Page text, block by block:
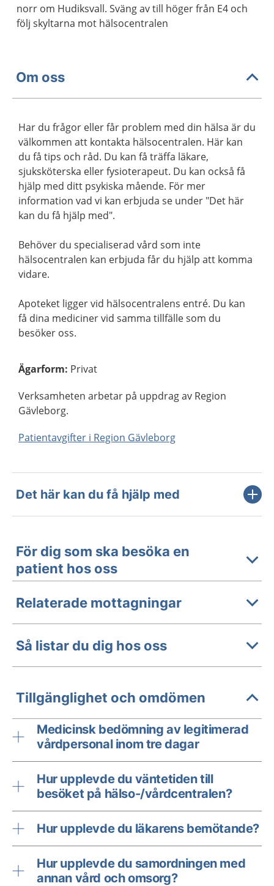
norr om Hudiksvall. Sväng av till höger från E4 och
följ skyltarna mot hälsocentralen
Om oss
Har du frågor eller får problem med din hälsa är du
välkommen att kontakta hälsocentralen. Här kan
du få tips och råd. Du kan få träffa läkare,
sjuksköterska eller fysioterapeut. Du kan också få
hjälp med ditt psykiska mående. För mer
information vad vi kan erbjuda se under "Det här
kan du få hjälp med".
Behöver du specialiserad vård som inte
hälsocentralen kan erbjuda får du hjälp att komma
vidare.
Apoteket ligger vid hälsocentralens entré. Du kan
få dina mediciner vid samma tillfälle som du
besöker oss.
Ägarform: Privat
Verksamheten arbetar på uppdrag av Region
Gävleborg.
Patientavgifter i Region Gävleborg
Det här kan du få hjälp med
För dig som ska besöka en
patient hos oss
Relaterade mottagningar
Så listar du dig hos oss
Tillgänglighet och omdömen
Medicinsk bedömning av legitimerad
vårdpersonal inom tre dagar
Hur upplevde du väntetiden till
besöket på hälso-/vårdcentralen?
Hur upplevde du läkarens bemötande?
Hur upplevde du samordningen med
annan vård och omsorg?